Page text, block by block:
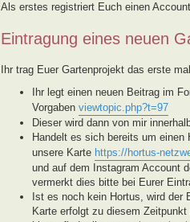
Als erstes registriert Euch einen
Eintragung eines neuen
Ihr trag Euer Gartenprojekt das erste
Ihr legt einen neuen Beitrag im
Vorgaben viewtopic.php?t=97
Dieser wird dann von mir
Handelt es sich bereits um
unsere Karte https://hortus-
und auf dem Instagram Account
vermerkt dies bitte bei Eurer
Ist es noch kein Hortus, wird der
Karte erfolgt zu diesem